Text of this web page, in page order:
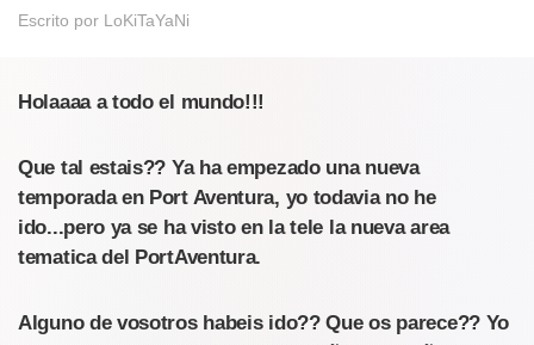
Escrito por LoKiTaYaNi
Holaaaa a todo el mundo!!!
Que tal estais?? Ya ha empezado una nueva
temporada en Port Aventura, yo todavia no he
ido...pero ya se ha visto en la tele la nueva area
tematica del PortAventura.
Alguno de vosotros habeis ido?? Que os parece?? Yo